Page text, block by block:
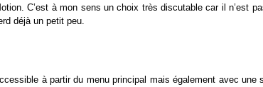
C’est à mon sens un choix très discutable car il n’est
déjà un petit peu.
à partir du menu principal mais également avec